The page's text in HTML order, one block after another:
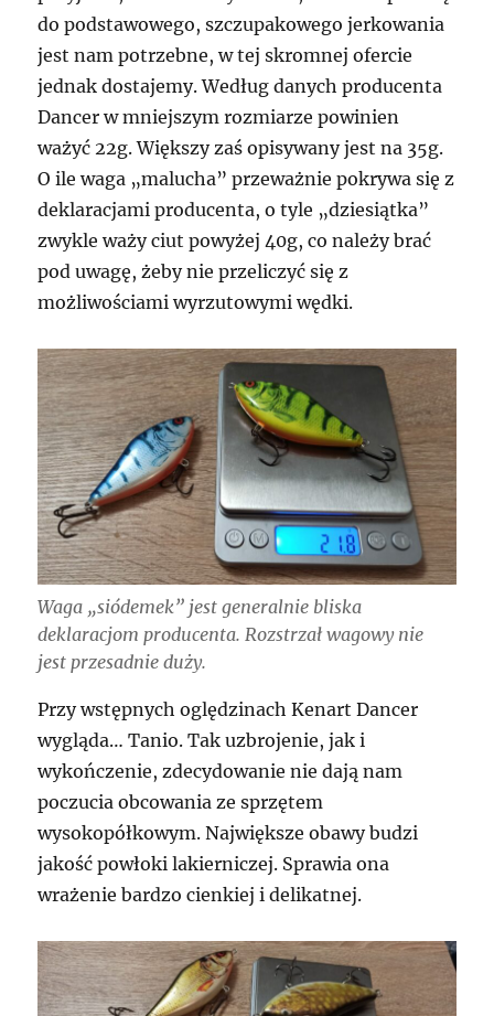
do podstawowego, szczupakowego jerkowania
jest nam potrzebne, w tej skromnej ofercie
jednak dostajemy. Według danych producenta
Dancer w mniejszym rozmiarze powinien
ważyć 22g. Większy zaś opisywany jest na 35g.
O ile waga „malucha” przeważnie pokrywa się z
deklaracjami producenta, o tyle „dziesiątka”
zwykle waży ciut powyżej 40g, co należy brać
pod uwagę, żeby nie przeliczyć się z
możliwościami wyrzutowymi wędki.
Waga „siódemek” jest generalnie bliska
deklaracjom producenta. Rozstrzał wagowy nie
jest przesadnie duży.
Przy wstępnych oględzinach Kenart Dancer
wygląda… Tanio. Tak uzbrojenie, jak i
wykończenie, zdecydowanie nie dają nam
poczucia obcowania ze sprzętem
wysokopółkowym. Największe obawy budzi
jakość powłoki lakierniczej. Sprawia ona
wrażenie bardzo cienkiej i delikatnej.